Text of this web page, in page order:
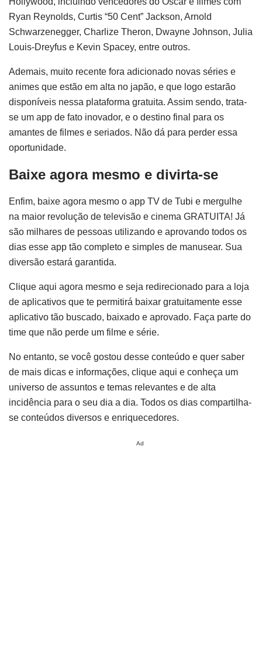
Ryan Reynolds, Curtis “50 Cent” Jackson, Arnold
Schwarzenegger, Charlize Theron, Dwayne Johnson, Julia
Louis-Dreyfus e Kevin Spacey, entre outros.
Ademais, muito recente fora adicionado novas séries e
animes que estão em alta no japão, e que logo estarão
disponíveis nessa plataforma gratuita. Assim sendo, trata-
se um app de fato inovador, e o destino final para os
amantes de filmes e seriados. Não dá para perder essa
oportunidade.
Baixe agora mesmo e divirta-se
Enfim, baixe agora mesmo o app TV de Tubi e mergulhe
na maior revolução de televisão e cinema GRATUITA! Já
são milhares de pessoas utilizando e aprovando todos os
dias esse app tão completo e simples de manusear. Sua
diversão estará garantida.
Clique aqui agora mesmo e seja redirecionado para a loja
de aplicativos que te permitirá baixar gratuitamente esse
aplicativo tão buscado, baixado e aprovado. Faça parte do
time que não perde um filme e série.
No entanto, se você gostou desse conteúdo e quer saber
de mais dicas e informações, clique aqui e conheça um
universo de assuntos e temas relevantes e de alta
incidência para o seu dia a dia. Todos os dias compartilha-
se conteúdos diversos e enriquecedores.
Ad